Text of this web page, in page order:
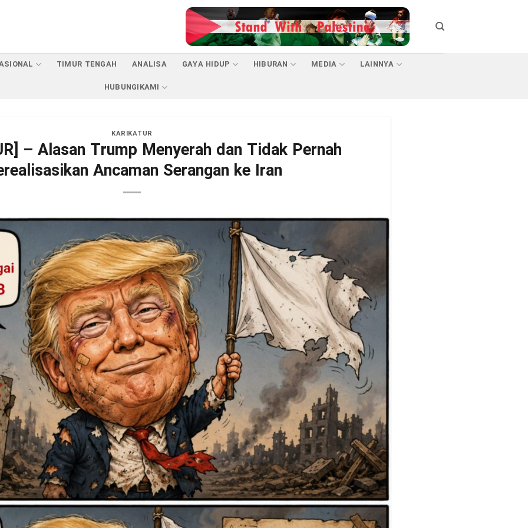
TIMUR TENGAH ANALISA GAYA HIDUP HIBURAN MEDIA
LAINNYA
HUBUNGIKAMI
KARIKATUR
– Alasan Trump Menyerah dan Tidak Pernah
Ancaman Serangan ke Iran